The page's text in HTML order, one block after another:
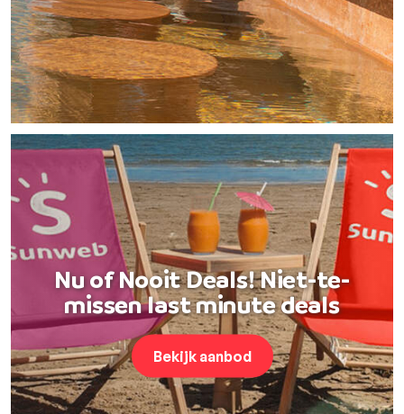
Nu of Nooit Deals! Niet-te-
missen last minute deals
Bekijk aanbod